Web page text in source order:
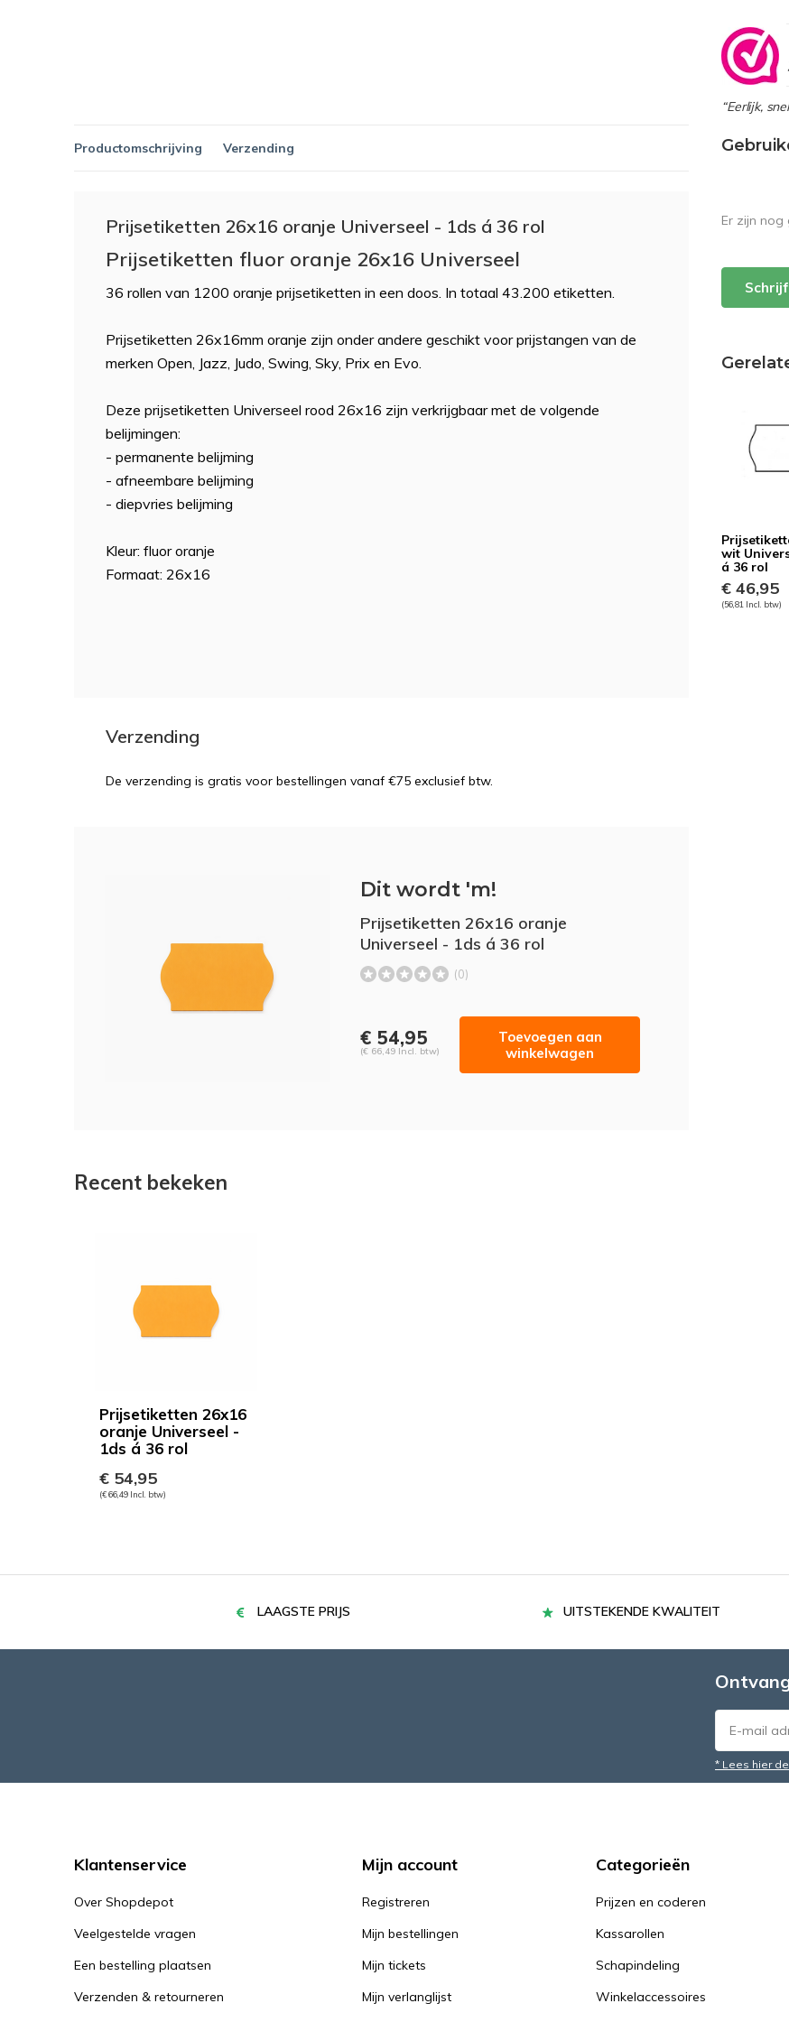
“Eerlijk,
Productomschrijving Verzending
Prijsetiketten 26x16 oranje Universeel - 1ds á 36 rol
Prijsetiketten fluor oranje 26x16 Universeel
36 rollen van 1200 oranje prijsetiketten in een doos. In totaal 43.200 etiketten.
Prijsetiketten 26x16mm oranje zijn onder andere geschikt voor prijstangen van de
merken Open, Jazz, Judo, Swing, Sky, Prix en Evo.
Deze prijsetiketten Universeel rood 26x16 zijn verkrijgbaar met de volgende
belijmingen:
- permanente belijming
- afneembare belijming
- diepvries belijming
Kleur: fluor oranje
Formaat: 26x16
Verzending
De verzending is gratis voor bestellingen vanaf €75 exclusief btw.
Dit wordt 'm!
Prijsetiketten 26x16 oranje
Universeel - 1ds á 36 rol
(0)
€ 54,95
(€ 66,49 Incl. btw)
Toevoegen aan
winkelwagen
Er zijn nog
wit
á 36 rol
€ 46,95
(56,81 Incl. btw)
Recent bekeken
Prijsetiketten 26x16
oranje Universeel -
1ds á 36 rol
€ 54,95
(€ 66,49 Incl. btw)
LAAGSTE PRIJS UITSTEKENDE KWALITEIT
* Lees hier
Klantenservice
Over Shopdepot
Veelgestelde vragen
Een bestelling plaatsen
Verzenden & retourneren
Mijn account
Registreren
Mijn bestellingen
Mijn tickets
Mijn verlanglijst
Categorieën
Prijzen en coderen
Kassarollen
Schapindeling
Winkelaccessoires